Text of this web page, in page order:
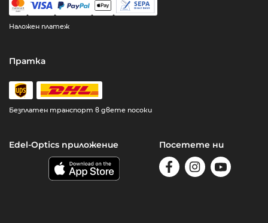
Наложен платеж
Пратка
Безплатен транспорт в двете посоки
Edel-Optics приложение Посетете ни